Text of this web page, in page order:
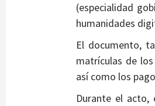
(especialidad
humanidades
El documento,
matrículas de
así como los
Durante el acto,